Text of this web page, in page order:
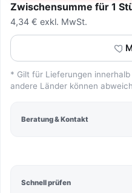
Schnell prüfen
Zwischensumme für 1
4,34 € exkl. MwSt.
* Gilt für Lieferungen
andere Länder können
Beratung & Kontakt